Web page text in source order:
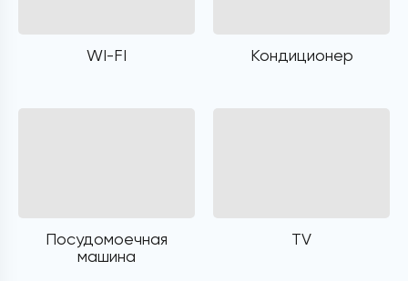
WI-FI Кондиционер
Посудомоечная
машина
TV